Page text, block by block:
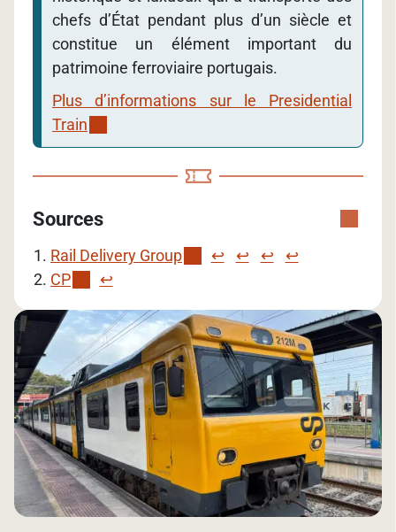
chefs d’État pendant plus d’un siècle et
constitue un élément important du
patrimoine ferroviaire portugais.
Plus d’informations sur le Presidential
Train
Sources
Rail Delivery Group ↩︎ ↩︎ ↩︎
↩︎
CP
↩︎